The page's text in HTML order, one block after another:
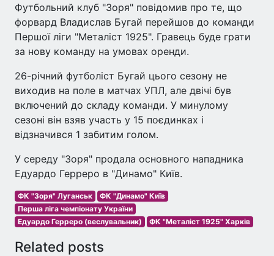
Футбольний клуб "Зоря" повідомив про те, що
форвард Владислав Бугай перейшов до команди
Першої ліги "Металіст 1925". Гравець буде грати
за нову команду на умовах оренди.
26-річний футболіст Бугай цього сезону не
виходив на поле в матчах УПЛ, але двічі був
включений до складу команди. У минулому
сезоні він взяв участь у 15 поєдинках і
відзначився 1 забитим голом.
У середу "Зоря" продала основного нападника
Едуардо Герреро в "Динамо" Київ.
ФК "Зоря" Луганськ
ФК "Динамо" Київ
Перша ліга чемпіонату України
Едуардо Герреро (веслувальник)
ФК "Металіст 1925" Харків
Related posts